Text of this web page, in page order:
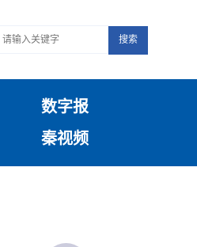
搜索
数字报
秦视频